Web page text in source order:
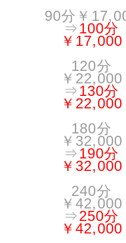
90分￥
⇒100分
￥17,000
120分
￥22,000
⇒130分
￥22,000
180分
￥32,000
⇒190分
￥32,000
240分
￥42,000
⇒250分
￥42,000